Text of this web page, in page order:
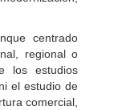
centrado
regional o
los estudios
el estudio de
comercial,